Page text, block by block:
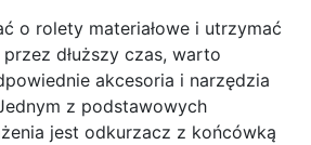
o rolety materiałowe i utrzymać
dłuższy czas, warto
akcesoria i narzędzia
z podstawowych
jest odkurzacz z końcówką